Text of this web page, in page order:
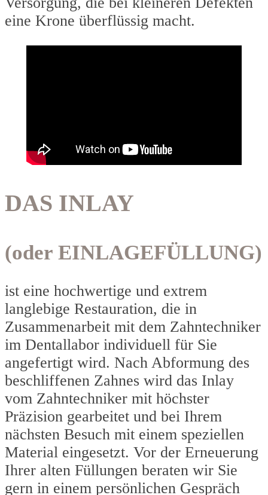
eine Krone überflüssig macht.
DAS INLAY
(oder EINLAGEFÜLLUNG)
ist eine hochwertige und extrem
langlebige Restauration, die in
Zusammenarbeit mit dem Zahntechniker
im Dentallabor individuell für Sie
angefertigt wird. Nach Abformung des
beschliffenen Zahnes wird das Inlay
vom Zahntechniker mit höchster
Präzision gearbeitet und bei Ihrem
nächsten Besuch mit einem speziellen
Material eingesetzt. Vor der Erneuerung
Ihrer alten Füllungen beraten wir Sie
gern in einem persönlichen Gespräch